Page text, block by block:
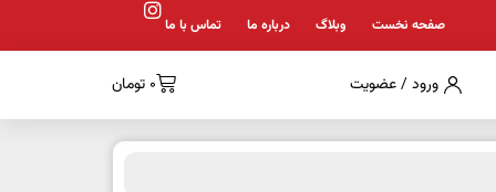
صفحه نخست وبلاگ درباره ما تماس با ما
ورود / عضویت 0 تومان